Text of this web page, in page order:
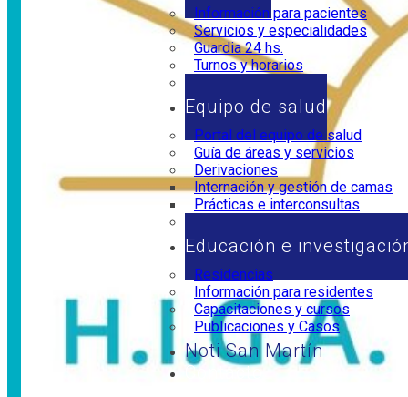
Información para pacientes
Servicios y especialidades
Guardia 24 hs.
Turnos y horarios
Equipo de salud
Portal del equipo de salud
Guía de áreas y servicios
Derivaciones
Internación y gestión de camas
Prácticas e interconsultas
Educación e
Residencias
Información para residentes
Capacitaciones y cursos
Publicaciones y Casos
Noti San Martín
Contacto